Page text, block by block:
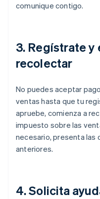
comunique contigo.
3. Regístrate y
recolectar
No puedes aceptar
ventas hasta que tu
apruebe, comienza a
impuesto sobre las
necesario, presenta las
anteriores.
4. Solicita